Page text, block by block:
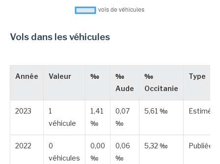
Vols dans les véhicules
Année Valeur ‰
‰
Aude
‰
Occitanie
Type
2023
1
véhicule
1,41
‰
0,07
‰
5,61 ‰ Estimée
2022
0
véhicules
0,00
‰
0,06
‰
5,32 ‰ Publiée